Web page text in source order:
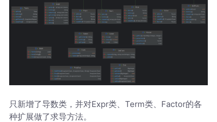
只新增了导数类，并对Expr类、Term类、Factor的各
种扩展做了求导方法。